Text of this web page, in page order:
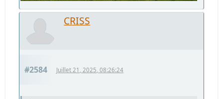
CRISS
#2584 Juillet 21, 2025, 08:26:24